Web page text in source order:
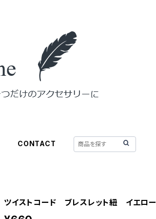
CONTACT
ツイストコード ブレスレット紐 イエロー